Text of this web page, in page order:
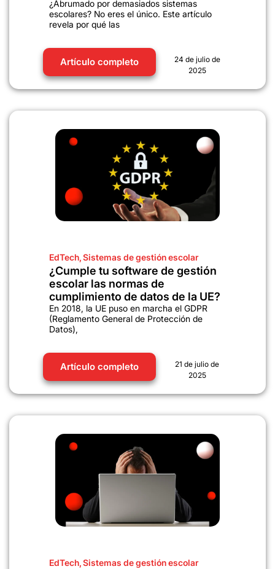
¿Abrumado por demasiados sistemas
escolares? No eres el único. Este artículo
revela por qué las
Artículo completo
24 de julio de
2025
EdTech,Sistemas de gestión escolar
¿Cumple tu software de gestión
escolar las normas de
cumplimiento de datos de la UE?
En 2018, la UE puso en marcha el GDPR
(Reglamento General de Protección de
Datos),
Artículo completo
21 de julio de
2025
EdTech,Sistemas de gestión escolar